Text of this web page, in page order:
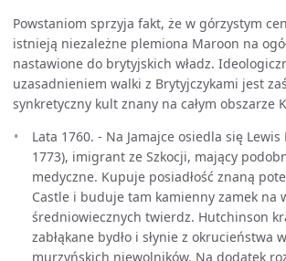
Powstaniom sprzyja fakt, że w górzystym
istnieją niezależne plemiona Maroon na
nastawione do brytyjskich władz.
uzasadnieniem walki z Brytyjczykami jest
synkretyczny kult znany na całym obszarze
Lata 1760. - Na Jamajce osiedla się
1773), imigrant ze Szkocji, mający
medyczne. Kupuje posiadłość znaną
Castle i buduje tam kamienny zamek na
średniowiecznych twierdz. Hutchinson
zabłąkane bydło i słynie z okrucieństwa
murzyńskich niewolników. Na dodatek